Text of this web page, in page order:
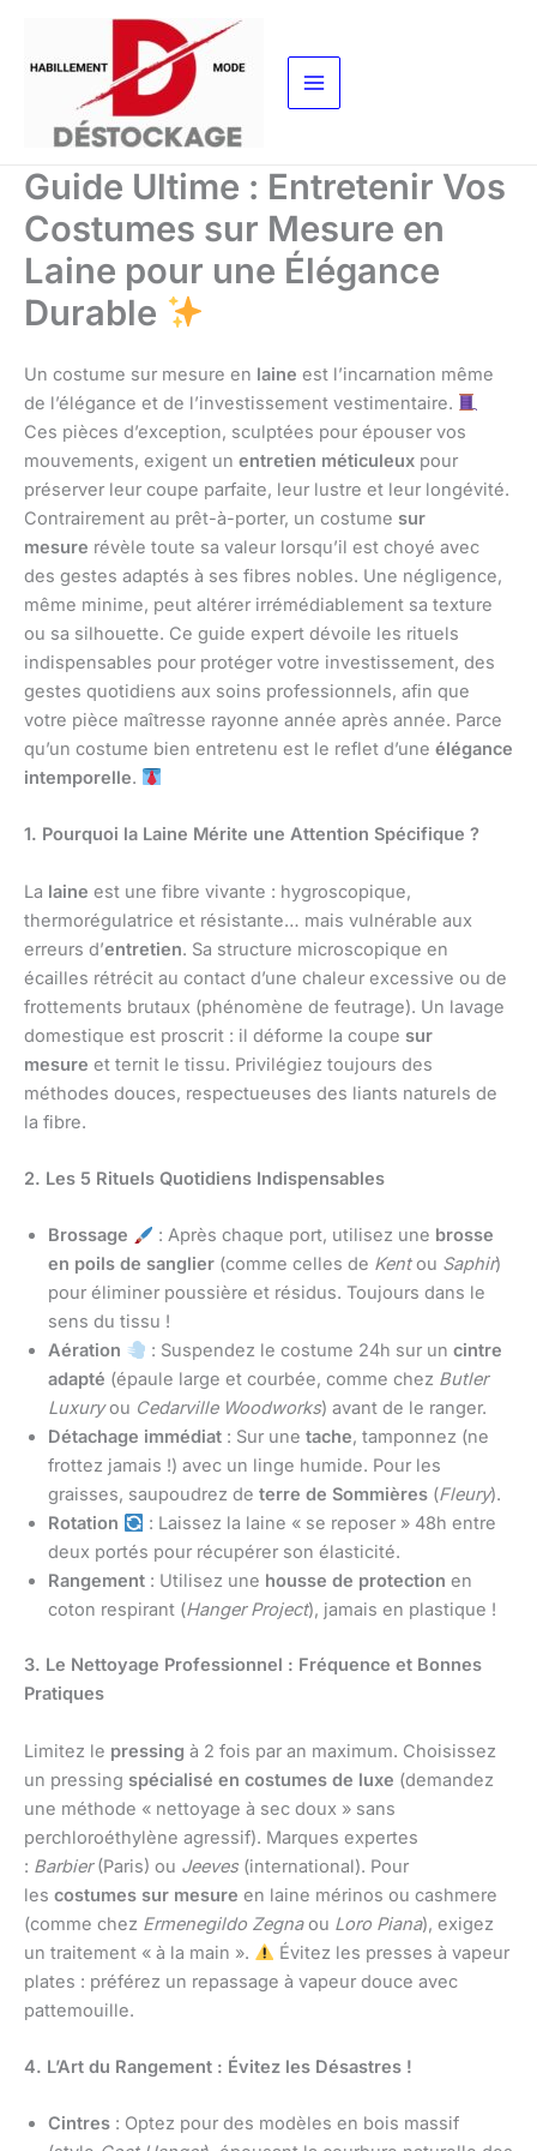
contenu
Guide Ultime : Entretenir Vos
Costumes sur Mesure en
Laine pour une Élégance
Durable
Un costume sur mesure en laine est l’incarnation même
de l’élégance et de l’investissement vestimentaire.
Ces pièces d’exception, sculptées pour épouser vos
mouvements, exigent un entretien méticuleux pour
préserver leur coupe parfaite, leur lustre et leur longévité.
Contrairement au prêt-à-porter, un costume sur
mesure révèle toute sa valeur lorsqu’il est choyé avec
des gestes adaptés à ses fibres nobles. Une négligence,
même minime, peut altérer irrémédiablement sa texture
ou sa silhouette. Ce guide expert dévoile les rituels
indispensables pour protéger votre investissement, des
gestes quotidiens aux soins professionnels, afin que
votre pièce maîtresse rayonne année après année. Parce
qu’un costume bien entretenu est le reflet d’une élégance
intemporelle.
1. Pourquoi la Laine Mérite une Attention Spécifique ?
La laine est une fibre vivante : hygroscopique,
thermorégulatrice et résistante… mais vulnérable aux
erreurs d’entretien. Sa structure microscopique en
écailles rétrécit au contact d’une chaleur excessive ou de
frottements brutaux (phénomène de feutrage). Un lavage
domestique est proscrit : il déforme la coupe sur
mesure et ternit le tissu. Privilégiez toujours des
méthodes douces, respectueuses des liants naturels de
la fibre.
2. Les 5 Rituels Quotidiens Indispensables
Brossage : Après chaque port, utilisez une brosse
en poils de sanglier (comme celles de Kentou Saphir)
pour éliminer poussière et résidus. Toujours dans le
sens du tissu !
Aération
: Suspendez le costume 24h sur un cintre
adapté (épaule large et courbée, comme chez Butler
Luxuryou Cedarville Woodworks) avant de le ranger.
Détachage immédiat : Sur une tache, tamponnez (ne
frottez jamais !) avec un linge humide. Pour les
graisses, saupoudrez de terre de Sommières (Fleury).
Rotation
: Laissez la laine « se reposer » 48h entre
deux portés pour récupérer son élasticité.
Rangement : Utilisez une housse de protection en
coton respirant (Hanger Project), jamais en plastique !
3. Le Nettoyage Professionnel : Fréquence et Bonnes
Pratiques
Limitez le pressing à 2 fois par an maximum. Choisissez
un pressing spécialisé en costumes de luxe (demandez
une méthode « nettoyage à sec doux » sans
perchloroéthylène agressif). Marques expertes
: Barbier(Paris) ou Jeeves(international). Pour
les costumes sur mesure en laine mérinos ou cashmere
(comme chez Ermenegildo Zegnaou Loro Piana), exigez
un traitement « à la main ».
Évitez les presses à vapeur
plates : préférez un repassage à vapeur douce avec
pattemouille.
4. L’Art du Rangement : Évitez les Désastres !
Cintres : Optez pour des modèles en bois massif